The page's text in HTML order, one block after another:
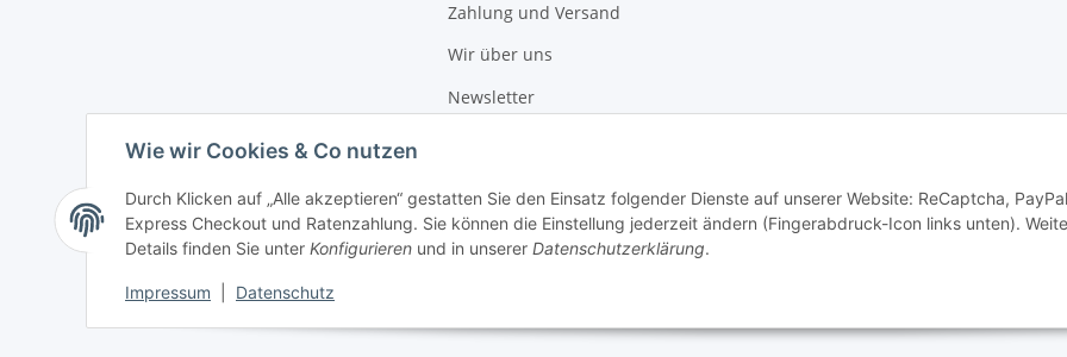
Zahlung und Versand
Wir über uns
Newsletter
Wie wir Cookies & Co nutzen
Durch Klicken auf „Alle akzeptieren“ gestatten Sie den Einsatz folgender Dienste auf unserer Website: ReCaptcha, PayPal
Express Checkout und Ratenzahlung. Sie können die Einstellung jederzeit ändern (Fingerabdruck-Icon links unten).
Details finden Sie unter Konfigurieren und in unserer Datenschutzerklärung.
Impressum Datenschutz